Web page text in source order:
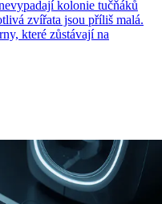
kolonie tučňáků
zvířata jsou příliš malá.
které zůstávají na